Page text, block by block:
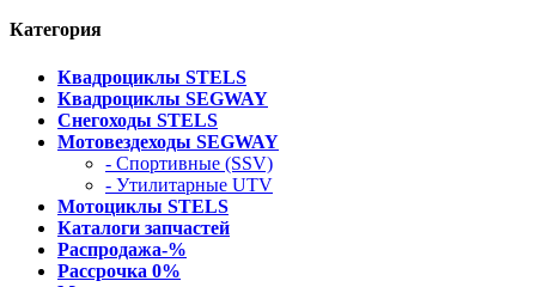
Категория
Квадроциклы STELS
Квадроциклы SEGWAY
Снегоходы STELS
Мотовездеходы SEGWAY
- Спортивные (SSV)
- Утилитарные UTV
Мотоциклы STELS
Каталоги запчастей
Распродажа-%
Рассрочка 0%